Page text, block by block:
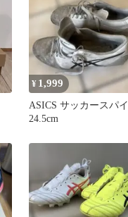
¥ 1,999
ASICS サッカースパ
24.5cm